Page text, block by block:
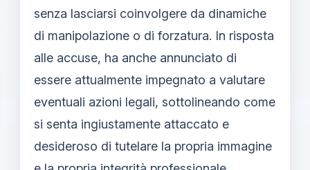
senza lasciarsi coinvolgere da dinamiche
di manipolazione o di forzatura. In risposta
alle accuse, ha anche annunciato di
essere attualmente impegnato a valutare
eventuali azioni legali, sottolineando come
si senta ingiustamente attaccato e
desideroso di tutelare la propria immagine